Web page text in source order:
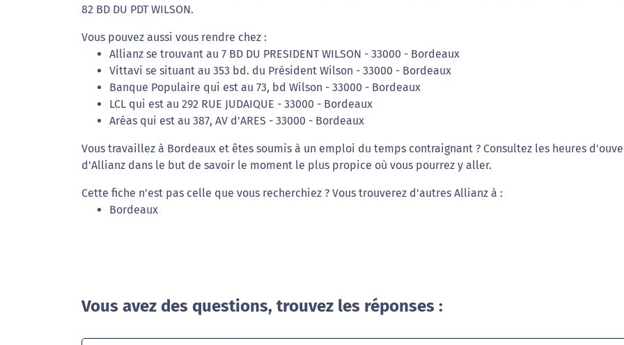
82 BD DU PDT WILSON.
Vous pouvez aussi vous rendre chez :
Allianz se trouvant au 7 BD DU PRESIDENT WILSON - 33000 - Bordeaux
Vittavi se situant au 353 bd. du Président Wilson - 33000 - Bordeaux
Banque Populaire qui est au 73, bd Wilson - 33000 - Bordeaux
LCL qui est au 292 RUE JUDAIQUE - 33000 - Bordeaux
Aréas qui est au 387, AV d'ARES - 33000 - Bordeaux
Vous travaillez à Bordeaux et êtes soumis à un emploi du temps contraignant ? Consultez les heures
d'Allianz dans le but de savoir le moment le plus propice où vous pourrez y aller.
Cette fiche n'est pas celle que vous recherchiez ? Vous trouverez d'autres Allianz à :
Bordeaux
Vous avez des questions, trouvez les réponses :